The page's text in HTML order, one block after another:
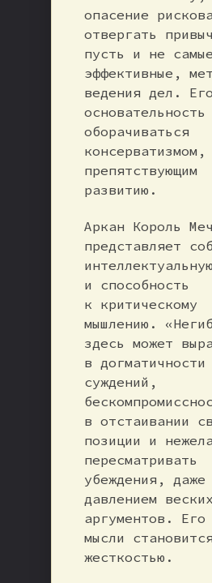
опасение
отвергать
пусть и не самые
эффективные,
ведения дел. Его
основательность
оборачиваться
консерватизмом,
препятствующим
развитию.
Аркан Король
представляет
и способность
к критическому
мышлению.
здесь может
в догматичности
суждений,
в отстаивании
позиции и
пересматривать
убеждения, даже
давлением веских
аргументов. Его
мысли становится
жесткостью.